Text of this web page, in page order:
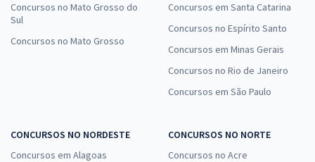
Concursos no Mato Grosso do
Sul
Concursos no Mato Grosso
Concursos em Santa Catarina
Concursos no Espírito Santo
Concursos em Minas Gerais
Concursos no Rio de Janeiro
Concursos em São Paulo
CONCURSOS NO NORDESTE
Concursos em Alagoas
CONCURSOS NO NORTE
Concursos no Acre